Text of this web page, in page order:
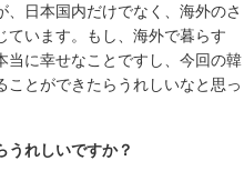
日本国内だけでなく、海外のさ
ています。もし、海外で暮らす
当に幸せなことですし、今回の韓
とができたらうれしいなと思っ
れしいですか？